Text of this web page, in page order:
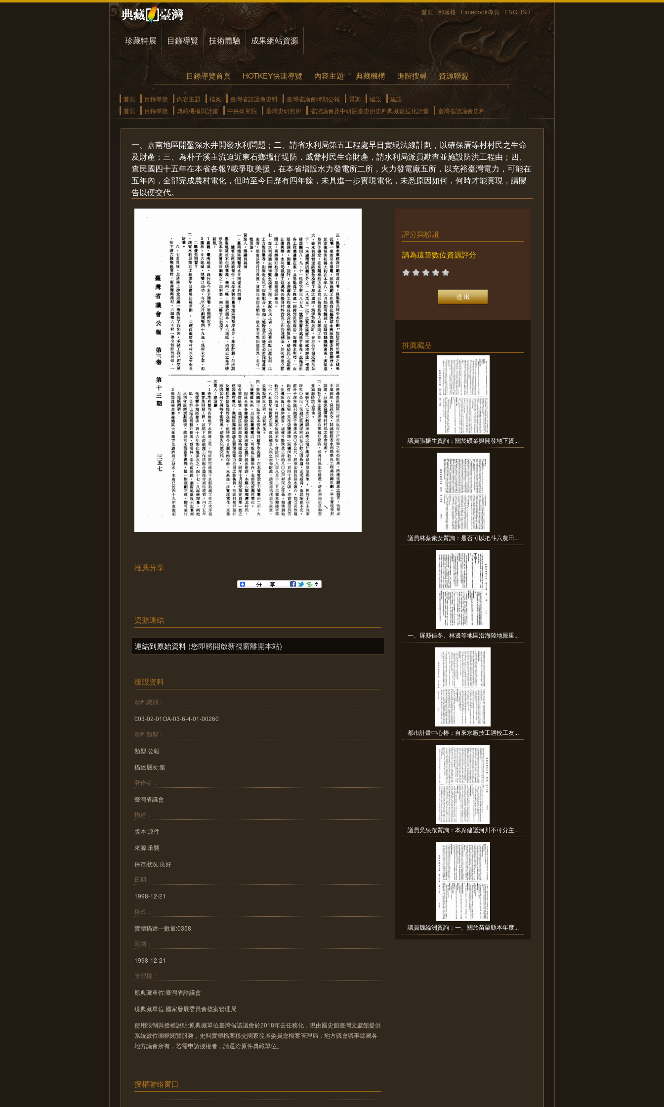
首頁 部落格 Facebook專頁 ENGLISH
珍藏特展 目錄導覽 技術體驗 成果網站資源
目錄導覽首頁 HOTKEY快速導覽 內容主題 典藏機構 進階搜尋 資源聯盟
首頁 目錄導覽 內容主題 檔案 臺灣省諮議會史料 臺灣省議會時期公報 質詢 建設
建設
首頁
目錄導覽 典藏機構與計畫 中央研究院 臺灣史研究所 省諮議會及中研院臺史所史料典藏數位化計畫 臺灣省諮議會史料
一、嘉南地區開鑿深水井開發水利問題；二、請省水利局第五工程處早日實現法線計劃，以確保厝等村村民之生命
及財產；三、為朴子溪主流迫近東石鄉塭仔堤防，威脅村民生命財產，請水利局派員勘查並施設防洪工程由；四、
查民國四十五年在本省各報?載爭取美援，在本省增設水力發電所二所，火力發電廠五所，以充裕臺灣電力，可能在
五年內，全部完成農村電化，但時至今日歷有四年餘，未具進一步實現電化，未悉原因如何，何時才能實現，請賜
告以便交代。
推薦分享
資源連結
連結到原始資料 (您即將開啟新視窗離開本站)
後設資料
資料識別：
003-02-01OA-03-6-4-01-00260
資料類型：
類型:公報
描述層次:案
著作者：
臺灣省議會
描述：
版本:原件
來源:承襲
保存狀況:良好
日期：
1998-12-21
格式：
實體描述—數量:0358
範圍：
1998-12-21
管理權：
原典藏單位:臺灣省諮議會
現典藏單位:國家發展委員會檔案管理局
使用限制與授權說明:原典藏單位臺灣省諮議會於2018年去任務化，現由國史館臺灣文獻館提供
系統數位圖檔閱覽服務，史料實體檔案移交國家發展委員會檔案管理局；地方議會議事錄屬各
地方議會所有，若需申請授權者，請逕洽原件典藏單位。
授權聯絡窗口
評分與驗證
請為這筆數位資源評分
推薦藏品
議員張振生質詢：關於礦業與開發地下資...
議員林蔡素女質詢：是否可以把斗六農田...
一、屏縣佳冬、林邊等地區沿海陸地嚴重...
都市計畫中心椿；自來水廠技工遇較工友...
議員吳泉洝質詢：本席建議河川不可分主...
議員魏綸洲質詢：一、關於苗栗縣本年度...